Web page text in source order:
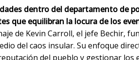
dentro del departamento de
que equilibran la locura de los
de Kevin Carroll, el jefe Bechir,
del caos insular. Su enfoque
del pueblo y gestionar los